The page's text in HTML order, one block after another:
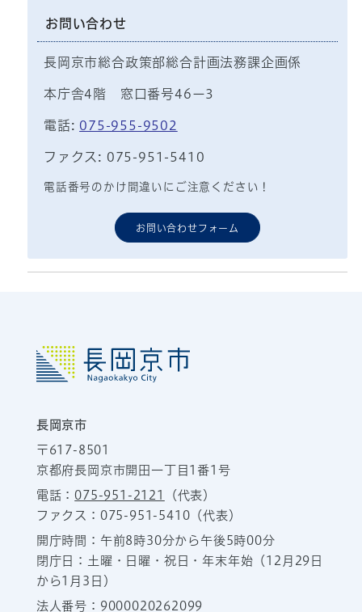
お問い合わせ
長岡京市総合政策部総合計画法務課企画係
本庁舎4階 窓口番号46ー3
電話: 075-955-9502
ファクス: 075-951-5410
電話番号のかけ間違いにご注意ください！
お問い合わせフォーム
長岡京市
〒617-8501
京都府長岡京市開田一丁目1番1号
電話：075-951-2121
（代表）
ファクス：075-951-5410（代表）
開庁時間：午前8時30分から午後5時00分
閉庁日：土曜・日曜・祝日・年末年始（12月29日
から1月3日）
法人番号：9000020262099